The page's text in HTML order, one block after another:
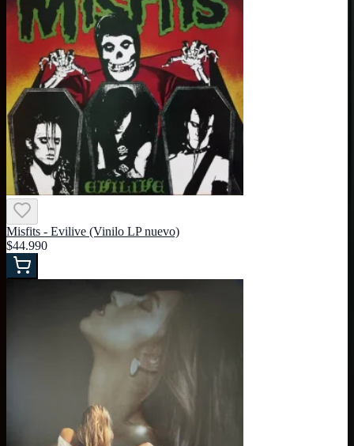
Misfits - Evilive (Vinilo LP nuevo)
$44.990